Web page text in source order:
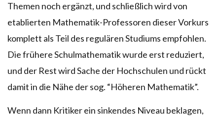
Themen noch ergänzt, und schließlich wird von
etablierten Mathematik-Professoren dieser Vorkurs
komplett als Teil des regulären Studiums empfohlen.
Die frühere Schulmathematik wurde erst reduziert,
und der Rest wird Sache der Hochschulen und rückt
damit in die Nähe der sog. “Höheren Mathematik”.
Wenn dann Kritiker ein sinkendes Niveau beklagen,